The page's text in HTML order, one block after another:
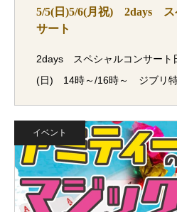
5/5(日)5/6(月祝) 2days ス
サート
2days スペシャルコンサー
(日) 14時～/16時～ ジブリ特
イベント